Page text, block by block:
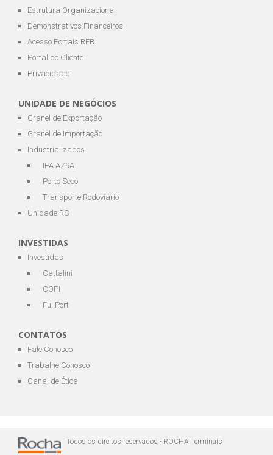
Estrutura Organizacional
Demonstrativos Financeiros
Acesso Portais RFB
Portal do Cliente
Privacidade
UNIDADE DE NEGÓCIOS
Granel de Exportação
Granel de Importação
Industrializados
IPA AZ9A
Porto Seco
Transporte Rodoviário
Unidade RS
INVESTIDAS
Investidas
Cattalini
COPI
FullPort
CONTATOS
Fale Conosco
Trabalhe Conosco
Canal de Ética
Todos os direitos reservados - ROCHA Terminais